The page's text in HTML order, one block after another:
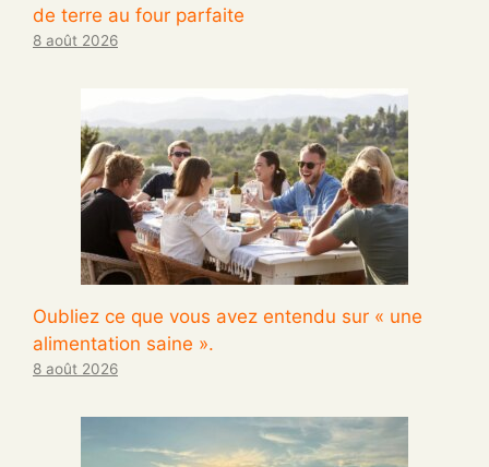
de terre au four parfaite
8 août 2026
Oubliez ce que vous avez entendu sur « une
alimentation saine ».
8 août 2026